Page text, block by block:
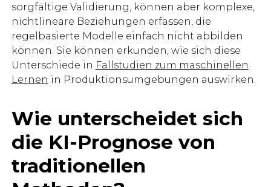
sorgfältige Validierung, können aber komplexe,
nichtlineare Beziehungen erfassen, die
regelbasierte Modelle einfach nicht abbilden
können. Sie können erkunden, wie sich diese
Unterschiede in Fallstudien zum maschinellen
Lernen in Produktionsumgebungen auswirken.
Wie unterscheidet sich
die KI-Prognose von
traditionellen